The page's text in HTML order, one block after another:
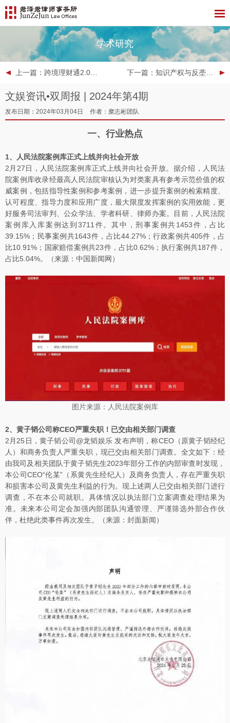
学术研究
上一篇 ：跨境理财通2.0时代来临 下一篇 ：知识产权与反垄断月刊 | 2024年2月
文娱资讯•双周报 | 2024年第4期
发布日期：2024年03月04日 作者：糜志彬团队
一、行业热点
1、人民法院案例库正式上线并向社会开放
2月27日，人民法院案例库正式上线并向社会开放。据介绍，人民法
院案例库收录经最高人民法院审核认为对类案具有参考示范价值的权
威案例，包括指导性案例和参考案例，进一步提升案例的检索精度、
认可程度、指导力度和应用广度，最大限度发挥案例的实用效能，更
好服务司法审判、公众学法、学者科研、律师办案。目前，人民法院
案例库入库案例达到3711件。其中，刑事案例共1453件，占比
39.15%；民事案例共1643件，占比44.27%；行政案例共405件，占
比10.91%；国家赔偿案例共23件，占比0.62%；执行案例共187件，
占比5.04%。（来源：中国新闻网）
图片来源：人民法院案例库
2、黄子韬公司称CEO严重失职！已交由相关部门调查
2月25日，黄子韬公司@龙韬娱乐 发布声明，称CEO（原黄子韬经纪
人）和商务负责人严重失职，现已交由相关部门调查。全文如下：经
由我司及相关团队于黄子韬先生2023年部分工作的内部审查时发现，
本公司CEO“伦某”（系黄先生经纪人）及商务负责人，存在严重失职
和损害本公司及黄先生利益的行为。现上述两人已交由相关部门进行
调查，不在本公司就职。具体情况以执法部门立案调查处理结果为
准。未来本公司定会加强内部团队沟通管理、严谨筛选外部合作伙
伴，杜绝此类事件再次发生。（来源：封面新闻）